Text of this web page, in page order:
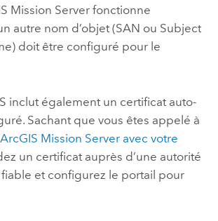
Mission Serverfonctionne
autre nom d’objet (SAN ou Subject
doit être configuré pour le
inclut également un certificat auto-
Sachant que vous êtes appelé à
ArcGIS Mission Serveravec votre
un certificat auprès d’une autorité
et configurez le portail pour